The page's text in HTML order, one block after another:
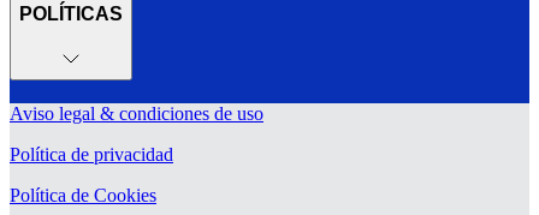
POLÍTICAS
Aviso legal & condiciones de uso
Política de privacidad
Política de Cookies